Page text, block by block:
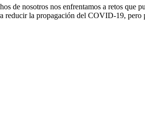
de nosotros nos enfrentamos a retos que
reducir la propagación del COVID-19, pero